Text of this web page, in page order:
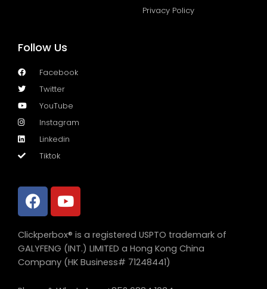
Privacy Policy
Follow Us
Facebook
Twitter
YouTube
Instagram
Linkedin
Tiktok
Clickperbox® is a registered USPTO trademark of
GALYFENG (INT.) LIMITED a Hong Kong China
Company (HK Business# 71248441)